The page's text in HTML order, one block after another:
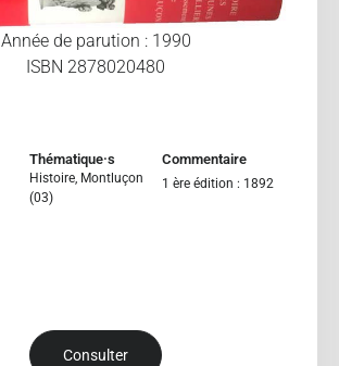
Année de parution : 1990
ISBN 2878020480
Thématique·s
Histoire, Montluçon
(03)
Commentaire
1 ère édition : 1892
Consulter